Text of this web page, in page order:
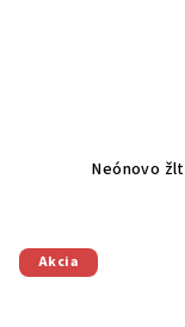
Neónovo
Akcia